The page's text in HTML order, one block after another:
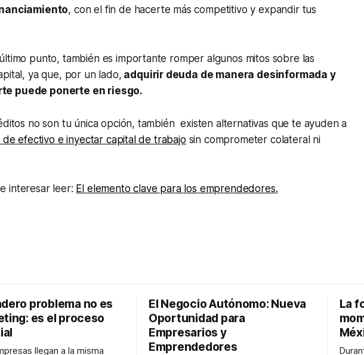
, con el fin de hacerte más competitivo y expandir tus
punto, también es importante romper algunos mitos sobre las
ya que, por un lado, adquirir deuda de manera desinformada y
puede ponerte en riesgo.
no son tu única opción, también existen alternativas que te ayuden a
de efectivo e inyectar capital de trabajo sin comprometer colateral ni
interesar leer: El elemento clave para los emprendedores.
problema no es
es el proceso
llegan a la misma
El Negocio Autónomo: Nueva
Oportunidad para
Empresarios y
Emprendedores
La